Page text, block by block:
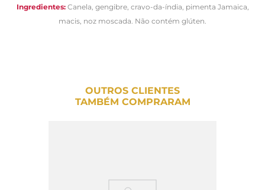
Ingredientes:Canela, gengibre, cravo-da-índia, pimenta Jamaica,
macis, noz moscada. Não contém glúten.
OUTROS CLIENTES
TAMBÉM COMPRARAM